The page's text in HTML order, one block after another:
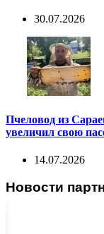
30.07.2026
Пчеловод из
увеличил свою
14.07.2026
Новости